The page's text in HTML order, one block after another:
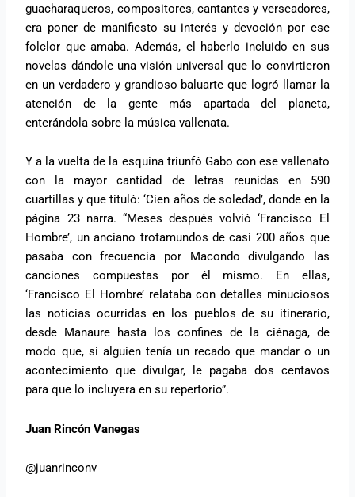
guacharaqueros, compositores, cantantes y verseadores,
era poner de manifiesto su interés y devoción por ese
folclor que amaba. Además, el haberlo incluido en sus
novelas dándole una visión universal que lo convirtieron
en un verdadero y grandioso baluarte que logró llamar la
atención de la gente más apartada del planeta,
enterándola sobre la música vallenata.
Y a la vuelta de la esquina triunfó Gabo con ese vallenato
con la mayor cantidad de letras reunidas en 590
cuartillas y que tituló: ‘Cien años de soledad’, donde en la
página 23 narra. “Meses después volvió ‘Francisco El
Hombre’, un anciano trotamundos de casi 200 años que
pasaba con frecuencia por Macondo divulgando las
canciones compuestas por él mismo. En ellas,
‘Francisco El Hombre’ relataba con detalles minuciosos
las noticias ocurridas en los pueblos de su itinerario,
desde Manaure hasta los confines de la ciénaga, de
modo que, si alguien tenía un recado que mandar o un
acontecimiento que divulgar, le pagaba dos centavos
para que lo incluyera en su repertorio”.
Juan Rincón Vanegas
@juanrinconv